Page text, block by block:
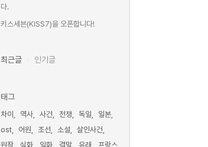
다.
키스세븐(KISS7)을 오픈합니다!
최근글 인기글
태그
차이 역사 사건 전쟁 독일
일본
ost
어원 조선 소설
살인사건
원작
실화 일화 결말 유래
프랑스